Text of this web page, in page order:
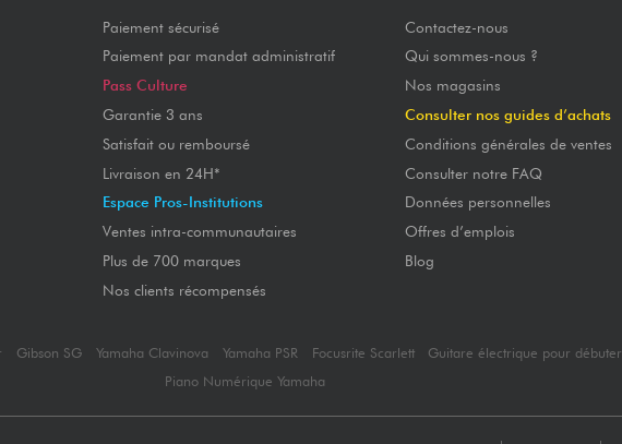
Paiement sécurisé
Paiement par mandat administratif
Pass Culture
Garantie 3 ans
Satisfait ou remboursé
Livraison en 24H*
Espace Pros-Institutions
Ventes intra-communautaires
Plus de 700 marques
Nos clients récompensés
Contactez-nous
Qui sommes-nous ?
Nos magasins
Consulter nos guides d’achats
Conditions générales de ventes
Consulter notre FAQ
Données personnelles
Offres d’emplois
Blog
Gibson SG Yamaha Clavinova Yamaha PSR Focusrite Scarlett Guitare électrique pour débuter
Piano Numérique Yamaha